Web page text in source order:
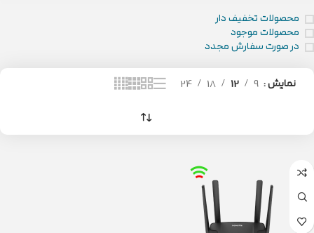
محصولات تخفیف دار
محصولات موجود
در صورت سفارش مجدد
نمایش 9
12
18
24